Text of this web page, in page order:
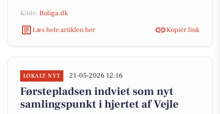
Kilde: Boliga.dk
Læs hele artiklen her
Kopiér link
LOKALT NYT 21-05-2026 12:16
Førstepladsen indviet som nyt
samlingspunkt i hjertet af Vejle